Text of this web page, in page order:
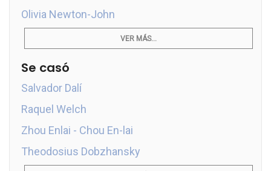
Olivia Newton-John
VER MÁS...
Se casó
Salvador Dalí
Raquel Welch
Zhou Enlai - Chou En-lai
Theodosius Dobzhansky